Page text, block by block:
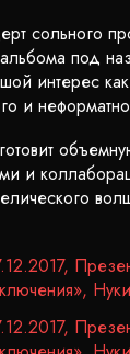
сольного
под
интерес
и
и